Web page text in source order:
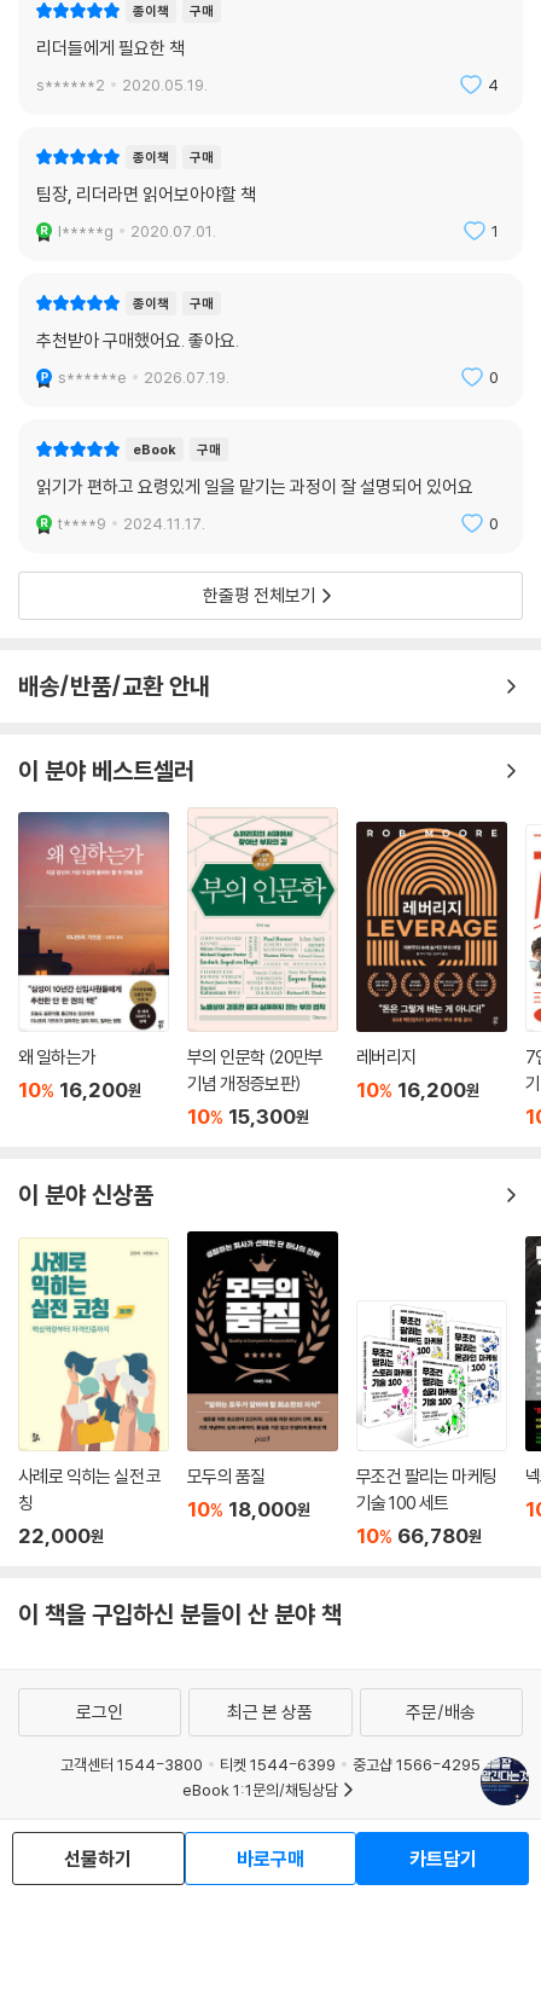
종이책 구매
리더들에게 필요한 책
s******2 2020.05.19. 4
종이책 구매
팀장, 리더라면 읽어보아야할 책
l*****g 2020.07.01. 1
종이책 구매
추천받아 구매했어요. 좋아요.
s******e 2026.07.19. 0
eBook 구매
읽기가 편하고 요령있게 일을 맡기는 과정이 잘 설명되어 있어요
t****9 2024.11.17. 0
한줄평 전체보기
배송/반품/교환 안내
이 분야 베스트셀러
왜 일하는가
10% 16,200원
부의 인문학 (20만부
기념 개정증보판)
10% 15,300원
레버리지
10% 16,200원
7
기
이 분야 신상품
사례로 익히는 실전 코
칭
22,000원
모두의 품질
10% 18,000원
무조건 팔리는 마케팅
기술 100 세트
10% 66,780원
이 책을 구입하신 분들이 산 분야 책
선물하기 바로구매 카트담기
로그인 최근 본 상품 주문/배송
고객센터 1544-3800 티켓 1544-6399
중고샵 1566-4295
eBook 1:1문의/채팅상담
개인정보처리방침
청소년보호정책
PC버전
회사소개
거래처관계자께